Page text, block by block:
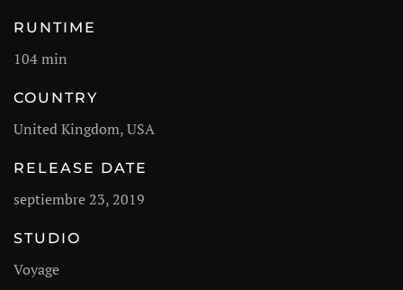
RUNTIME
104 min
COUNTRY
United Kingdom, USA
RELEASE DATE
septiembre 23, 2019
STUDIO
Voyage